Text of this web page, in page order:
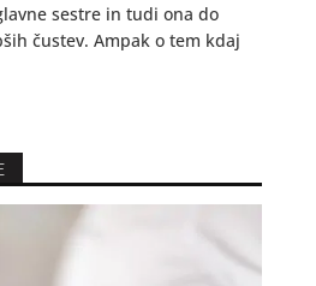
sestre in tudi ona do
čustev. Ampak o tem kdaj